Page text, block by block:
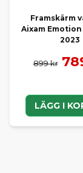
Framskärm
Aixam Emotion
2023
899 kr
LÄGG I